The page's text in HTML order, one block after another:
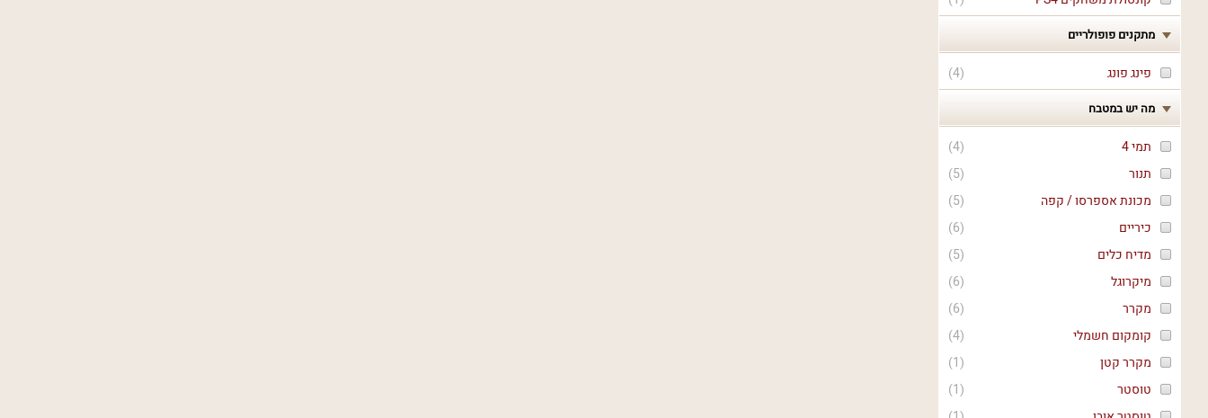
מתקנים פופולריים
(
4
) פינג פונג
מה יש במטבח
(
4
)
תמי 4
(
5
)
תנור
(
5
)
מכונת אספרסו / קפה
(
6
)
כיריים
(
5
)
מדיח כלים
(
6
)
מיקרוגל
(
6
)
מקרר
(
4
)
קומקום חשמלי
(
1
)
מקרר קטן
(
1
)
טוסטר